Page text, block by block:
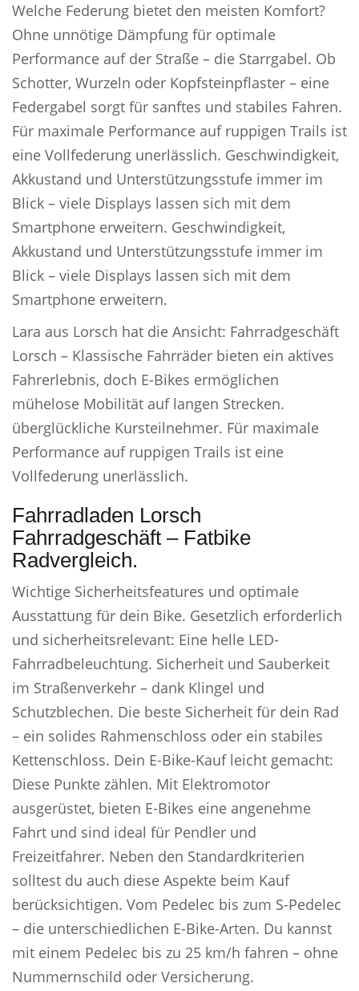
Welche Federung bietet den meisten Komfort?
Ohne unnötige Dämpfung für optimale
Performance auf der Straße – die Starrgabel. Ob
Schotter, Wurzeln oder Kopfsteinpflaster – eine
Federgabel sorgt für sanftes und stabiles Fahren.
Für maximale Performance auf ruppigen Trails ist
eine Vollfederung unerlässlich. Geschwindigkeit,
Akkustand und Unterstützungsstufe immer im
Blick – viele Displays lassen sich mit dem
Smartphone erweitern. Geschwindigkeit,
Akkustand und Unterstützungsstufe immer im
Blick – viele Displays lassen sich mit dem
Smartphone erweitern.
Lara aus Lorsch hat die Ansicht: Fahrradgeschäft
Lorsch – Klassische Fahrräder bieten ein aktives
Fahrerlebnis, doch E-Bikes ermöglichen
mühelose Mobilität auf langen Strecken.
überglückliche Kursteilnehmer. Für maximale
Performance auf ruppigen Trails ist eine
Vollfederung unerlässlich.
Fahrradladen Lorsch
Fahrradgeschäft – Fatbike
Radvergleich.
Wichtige Sicherheitsfeatures und optimale
Ausstattung für dein Bike. Gesetzlich erforderlich
und sicherheitsrelevant: Eine helle LED-
Fahrradbeleuchtung. Sicherheit und Sauberkeit
im Straßenverkehr – dank Klingel und
Schutzblechen. Die beste Sicherheit für dein Rad
– ein solides Rahmenschloss oder ein stabiles
Kettenschloss. Dein E-Bike-Kauf leicht gemacht:
Diese Punkte zählen. Mit Elektromotor
ausgerüstet, bieten E-Bikes eine angenehme
Fahrt und sind ideal für Pendler und
Freizeitfahrer. Neben den Standardkriterien
solltest du auch diese Aspekte beim Kauf
berücksichtigen. Vom Pedelec bis zum S-Pedelec
– die unterschiedlichen E-Bike-Arten. Du kannst
mit einem Pedelec bis zu 25 km/h fahren – ohne
Nummernschild oder Versicherung.